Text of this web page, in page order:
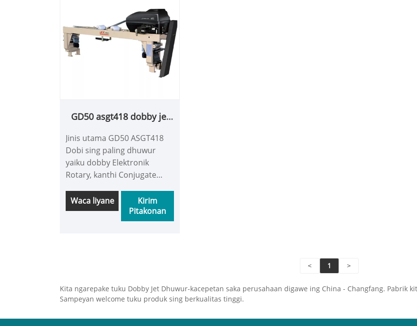
GD50 asgt418 dobby jet
Jinis utama GD50 ASGT418
Dobi sing paling dhuwur
yaiku dobby Elektronik
Rotary, kanthi Conjugate
positif lan njamin kacepetan,
njamin gerakan sing dhuwur
lan kajelasan. Dobby duwe
liyane kanggo nenun pola
kain, katun, sutra lan linen.
Waca liyane
Kirim
Pitakonan
< 1 >
Kita ngarepake tuku Dobby Jet Dhuwur-kacepetan saka perusahaan digawe ing China - Changfang. Pabrik
Sampeyan welcome tuku produk sing berkualitas tinggi.